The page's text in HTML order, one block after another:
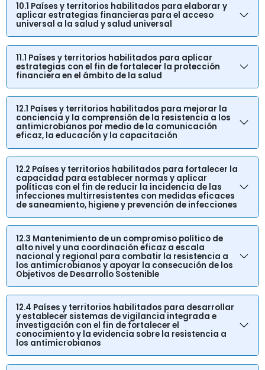
10.1 Países y territorios habilitados para elaborar y
aplicar estrategias financieras para el acceso
universal a la salud y salud universal
11.1 Países y territorios habilitados para aplicar
estrategias con el fin de fortalecer la protección
financiera en el ámbito de la salud
12.1 Países y territorios habilitados para mejorar la
conciencia y la comprensión de la resistencia a los
antimicrobianos por medio de la comunicación
eficaz, la educación y la capacitación
12.2 Países y territorios habilitados para fortalecer la
capacidad para establecer normas y aplicar
políticas con el fin de reducir la incidencia de las
infecciones multirresistentes con medidas eficaces
de saneamiento, higiene y prevención de infecciones
12.3 Mantenimiento de un compromiso político de
alto nivel y una coordinación eficaz a escala
nacional y regional para combatir la resistencia a
los antimicrobianos y apoyar la consecución de los
Objetivos de Desarrollo Sostenible
12.4 Países y territorios habilitados para desarrollar
y establecer sistemas de vigilancia integrada e
investigación con el fin de fortalecer el
conocimiento y la evidencia sobre la resistencia a
los antimicrobianos